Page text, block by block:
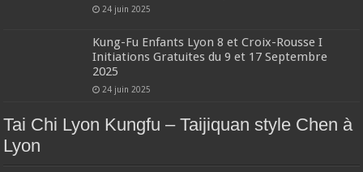
24 juin 2025
Kung-Fu Enfants Lyon 8 et Croix-Rousse I
Initiations Gratuites du 9 et 17 Septembre
2025
24 juin 2025
Tai Chi Lyon Kungfu – Taijiquan style Chen à
Lyon